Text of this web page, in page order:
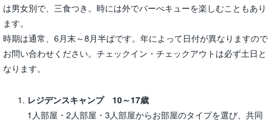
は男女別で、三食つき。時には外でバーべキューを楽しむこともあり
ます。
時期は通常、6月末～8月半ばです。年によって日付が異なりますので
お問い合わせください。チェックイン・チェックアウトは必ず土日と
なります。
レジデンスキャンプ 10～17歳
1人部屋・2人部屋・3人部屋からお部屋のタイプを選び、共同